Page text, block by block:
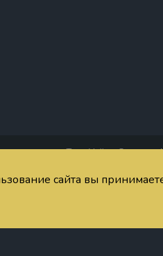
Таро Уэйта Старшие
сайта вы